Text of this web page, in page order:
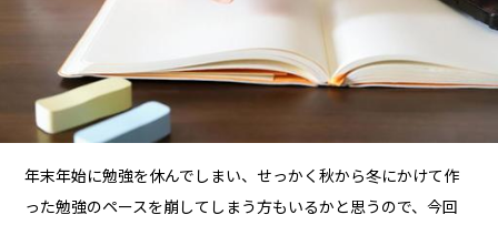
年末年始に勉強を休んでしまい、せっかく秋から冬にかけて作
った勉強のペースを崩してしまう方もいるかと思うので、今回